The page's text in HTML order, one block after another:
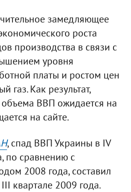
замедляющее
роста
производства в связи с
уровня
платы и ростом цен
газ. Как результат,
объема ВВП ожидается на
на сайте.
, спад ВВП Украины в IV
по сравнению с
2008 года, составил
квартале 2009 года.